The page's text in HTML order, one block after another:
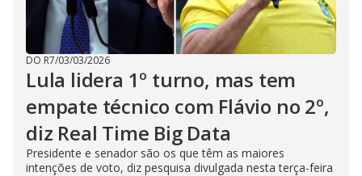
DO R7/03/03/2026
Lula lidera 1º turno, mas tem
empate técnico com Flávio no 2º,
diz Real Time Big Data
Presidente e senador são os que têm as maiores
intenções de voto, diz pesquisa divulgada nesta terça-feira